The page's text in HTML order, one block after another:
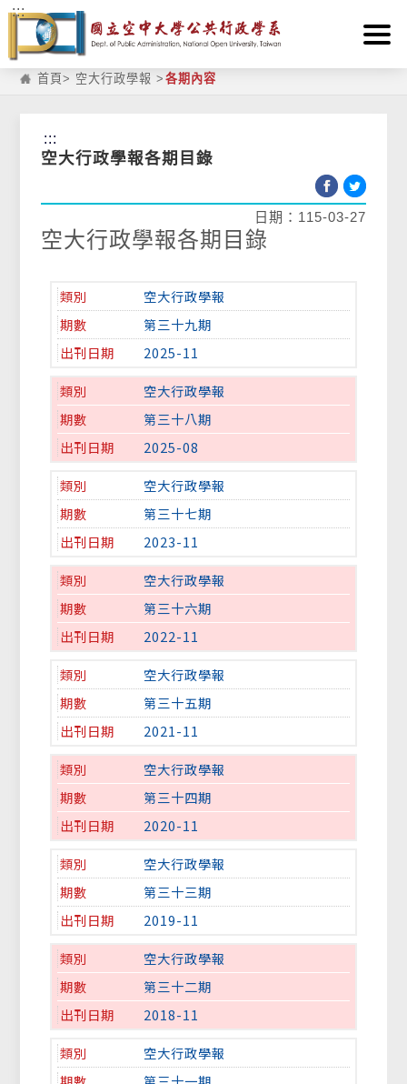
跳到主要內容區塊
:::
首頁> 空大行政學報 > 各期內容
:::
空大行政學報各期目錄
日期：115-03-27
空大行政學報各期目錄
空大行政學報
第三十九期
2025-11
空大行政學報
第三十八期
2025-08
空大行政學報
第三十七期
2023-11
空大行政學報
第三十六期
2022-11
空大行政學報
第三十五期
2021-11
空大行政學報
第三十四期
2020-11
空大行政學報
第三十三期
2019-11
空大行政學報
第三十二期
2018-11
空大行政學報